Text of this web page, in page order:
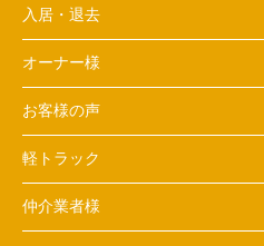
入居・退去
オーナー様
お客様の声
軽トラック
仲介業者様